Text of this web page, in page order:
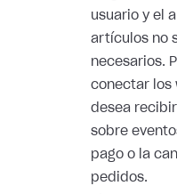
usuario y el
artículos no
necesarios.
conectar los
desea
sobre
pago o la
pedidos.